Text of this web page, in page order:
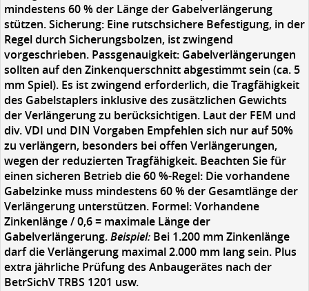
mindestens 60 % der Länge der Gabelverlängerung
stützen. Sicherung: Eine rutschsichere Befestigung, in der
Regel durch Sicherungsbolzen, ist zwingend
vorgeschrieben. Passgenauigkeit: Gabelverlängerungen
sollten auf den Zinkenquerschnitt abgestimmt sein (ca. 5
mm Spiel). Es ist zwingend erforderlich, die Tragfähigkeit
des Gabelstaplers inklusive des zusätzlichen Gewichts
der Verlängerung zu berücksichtigen. Laut der FEM und
div. VDI und DIN Vorgaben Empfehlen sich nur auf 50%
zu verlängern, besonders bei offen Verlängerungen,
wegen der reduzierten Tragfähigkeit. Beachten Sie für
einen sicheren Betrieb die 60 %-Regel: Die vorhandene
Gabelzinke muss mindestens 60 % der Gesamtlänge der
Verlängerung unterstützen. Formel: Vorhandene
Zinkenlänge / 0,6 = maximale Länge der
Gabelverlängerung.Beispiel: Bei 1.200 mm Zinkenlänge
darf die Verlängerung maximal 2.000 mm lang sein. Plus
extra jährliche Prüfung des Anbaugerätes nach der
BetrSichV TRBS 1201 usw.